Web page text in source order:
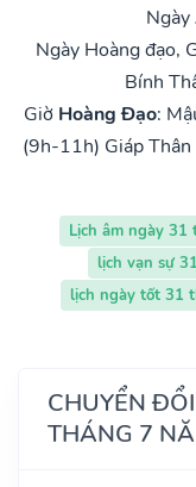
Ngày
Ngày Hoàng đạo,
Bính
Giờ Hoàng Đạo:
(9h-11h) Giáp
Lịch âm ngày 31
lịch vạn sự
lịch ngày tốt 31
CHUYỂN
THÁNG 7